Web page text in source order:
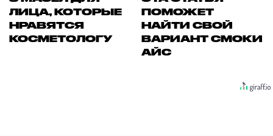
ЛИЦА, КОТОРЫЕ
НРАВЯТСЯ
КОСМЕТОЛОГУ
ПОМОЖЕТ
НАЙТИ СВОЙ
ВАРИАНТ СМОКИ
АЙС